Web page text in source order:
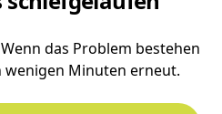
das Problem bestehen
wenigen Minuten erneut.